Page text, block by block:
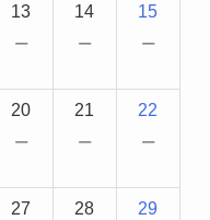
13
−
14
−
15
−
20
−
21
−
22
−
27 28 29